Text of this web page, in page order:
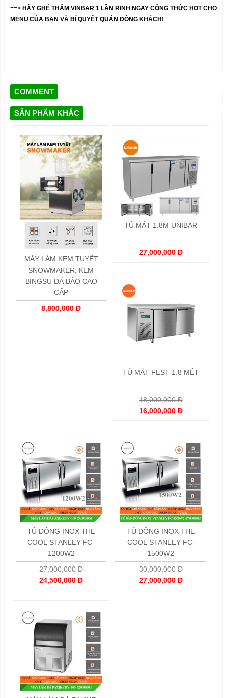
==> HÃY GHÉ THĂM VINBAR 1 LẦN RINH NGAY CÔNG THỨC HOT CHO
MENU CỦA BẠN VÀ BÍ QUYẾT QUÁN ĐÔNG KHÁCH!
COMMENT
SẢN PHẨM KHÁC
MÁY LÀM KEM TUYẾT
SNOWMAKER, KEM
BINGSU ĐÁ BÀO CAO
CẤP
8,800,000 Đ
TỦ MÁT 1.8M UNIBAR
27,000,000 Đ
TỦ MÁT FEST 1.8 MÉT
18,000,000 Đ
16,000,000 Đ
TỦ ĐÔNG INOX THE
COOL STANLEY FC-
1200W2
27,000,000 Đ
24,500,000 Đ
TỦ ĐÔNG INOX THE
COOL STANLEY FC-
1500W2
30,000,000 Đ
27,000,000 Đ